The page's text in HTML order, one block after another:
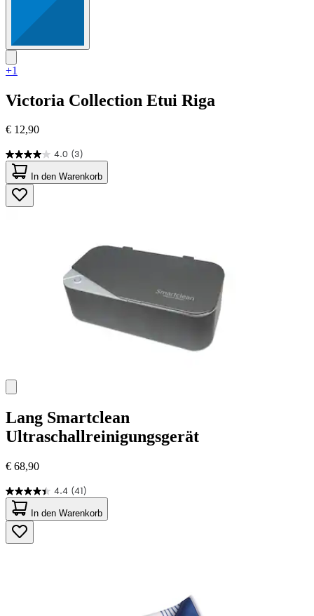
+1
Victoria Collection Etui Riga
€ 12,90
4.0 (3)
4.0
von
5
Sternen.
3
In den Warenkorb
Lang Smartclean
Ultraschallreinigungsgerät
€ 68,90
4.4 (41)
4.4
von
5
Sternen.
41
In den Warenkorb